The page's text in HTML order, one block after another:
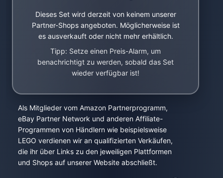
Dieses Set wird derzeit von keinem unserer
Partner-Shops angeboten. Möglicherweise ist
es ausverkauft oder nicht mehr erhältlich.
Tipp: Setze einen Preis-Alarm, um
benachrichtigt zu werden, sobald das Set
wieder verfügbar ist!
Als Mitglieder vom Amazon Partnerprogramm,
eBay Partner Network und anderen Affiliate-
Programmen von Händlern wie beispielsweise
LEGO verdienen wir an qualifizierten Verkäufen,
die ihr über Links zu den jeweiligen Plattformen
und Shops auf unserer Website abschließt.